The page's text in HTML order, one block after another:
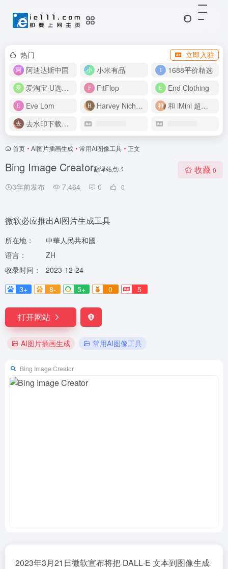
热门
立即入驻
阿迪达斯中国
小米有品
1688平价精选
爱淘宝·U选好价
FitFlop
End Clothing
Eve Lom
Harvey Nichols
和 iMini 超级智能体一起构建伟大作品
去水印下载视频
首页 • AI图片插画生成 • 常用AI图像工具 • 正文
Bing Image Creator翻译站点
3年前发布 7,464 0 0
收藏 0
微软必应推出AI图片生成工具
所在地：
中華人民共和國
语言：
ZH
收录时间：
2023-12-24
3+
8- 5+ 0 5
打开网站
AI图片插画生成 常用AI图像工具
Bing Image Creator
2023年3月21日微软宣布将把 DALL·E 文本到图像生成